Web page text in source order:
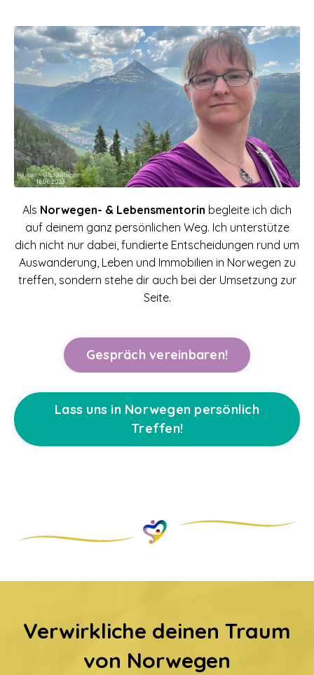
Als Norwegen- & Lebensmentorin begleite ich dich
auf deinem ganz persönlichen Weg. Ich unterstütze
dich nicht nur dabei, fundierte Entscheidungen rund um
Auswanderung, Leben und Immobilien in Norwegen zu
treffen, sondern stehe dir auch bei der Umsetzung zur
Seite.
Gespräch vereinbaren!
Lass uns in Norwegen persönlich
Treffen!
Verwirkliche deinen Traum
von Norwegen